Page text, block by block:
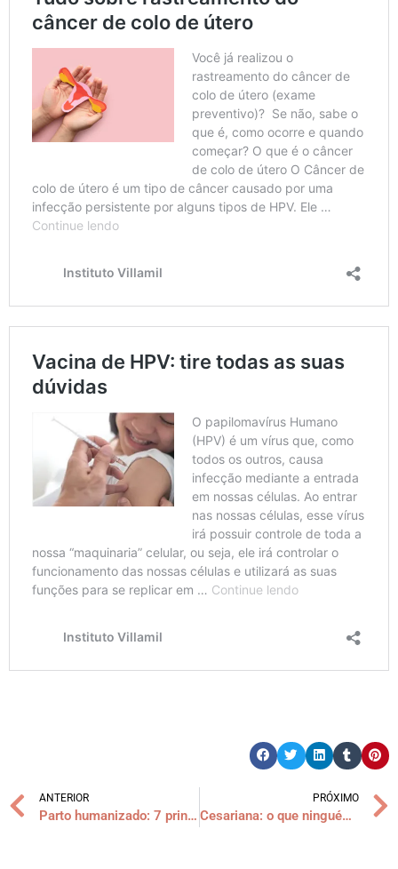
ANTERIOR
Parto humanizado: 7 principais mitos
PRÓXIMO
Cesariana: o que ninguém te contou